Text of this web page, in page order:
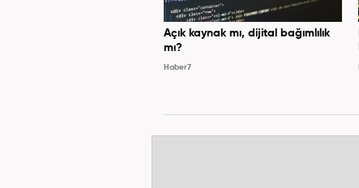
Açık kaynak mı, dijital bağımlılık
mı?
Haber7